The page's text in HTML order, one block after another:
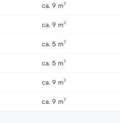
ca. 9 m²
ca. 9 m²
ca. 5 m²
ca. 5 m²
ca. 9 m²
ca. 9 m²